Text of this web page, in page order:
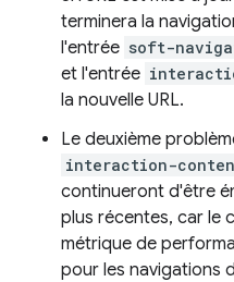
terminera la
l'entrée soft-
et l'entrée
la nouvelle URL.
Le deuxième
interaction-
continueront d'être
plus récentes, car le
métrique de
pour les navigations